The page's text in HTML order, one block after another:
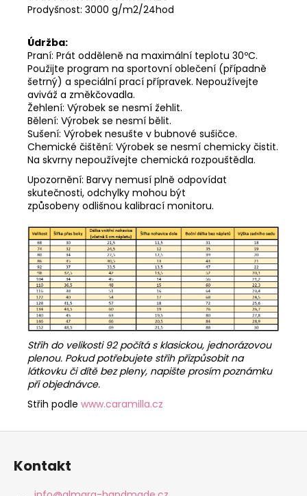
Prodyšnost: 3000 g/m2/24hod
Údržba:
Praní: Prát odděleně na maximální teplotu 30ºC.
Použijte program na sportovní oblečení (případně
šetrný) a speciální prací přípravek. Nepoužívejte
aviváž a změkčovadla.
Žehlení: Výrobek se nesmí žehlit.
Bělení: Výrobek se nesmí bělit.
Sušení: Výrobek nesušte v bubnové sušičce.
Chemické čištění: Výrobek se nesmí chemicky čistit.
Na skvrny nepoužívejte chemická rozpouštědla.
Upozornění: Barvy nemusí plně odpovídat
skutečnosti, odchylky mohou být
způsobeny odlišnou kalibrací monitoru.
Střih do velikosti 92 počítá s klasickou, jednorázovou
plenou. Pokud potřebujete střih přizpůsobit na
látkovku či dítě bez pleny, napište prosím poznámku
při objednávce.
Střih podle www.caramilla.cz
Z
Kontakt